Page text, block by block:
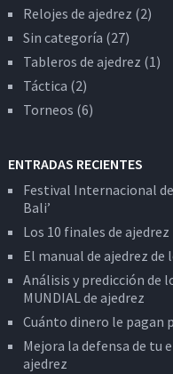
Relojes de ajedrez (2)
Sin categoría (27)
Tableros de ajedrez (1)
Táctica (2)
Torneos (6)
ENTRADAS RECIENTES
Festival Internacional
Bali’
Los 10 finales de
El manual de ajedrez
Análisis y predicción de
MUNDIAL de ajedrez
Cuánto dinero le pagan
Mejora la defensa de tu
ajedrez